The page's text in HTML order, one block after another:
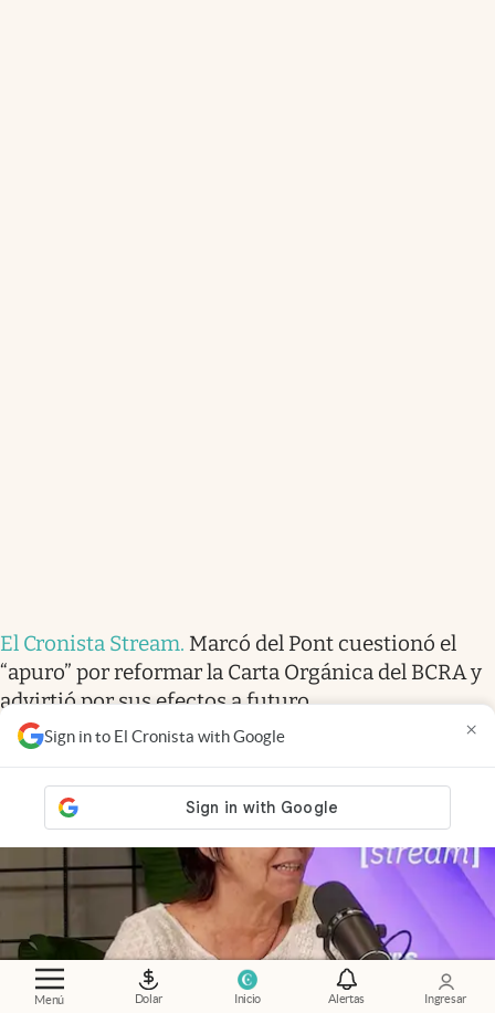
Menú Dolar Inicio Alertas Ingresar
Sign in to El Cronista with Google ×
El Cronista Stream. Marcó del Pont cuestionó el
“apuro” por reformar la Carta Orgánica del BCRA y
advirtió por sus efectos a futuro